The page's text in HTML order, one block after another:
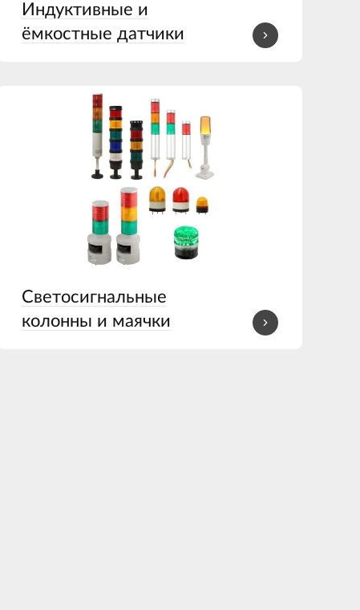
Индуктивные и
ёмкостные датчики
Светосигнальные
колонны и маячки